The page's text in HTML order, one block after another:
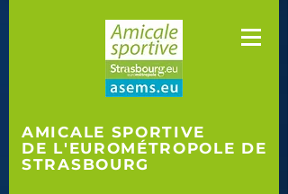
AMICALE SPORTIVE
DE L'EUROMÉTROPOLE DE
STRASBOURG